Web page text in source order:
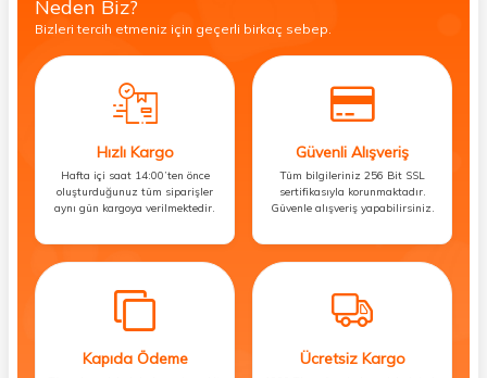
Neden Biz?
Bizleri tercih etmeniz için geçerli birkaç sebep.
Hızlı Kargo
Hafta içi saat 14:00’ten önce
oluşturduğunuz tüm siparişler
aynı gün kargoya verilmektedir.
Güvenli Alışveriş
Tüm bilgileriniz 256 Bit SSL
sertifikasıyla korunmaktadır.
Güvenle alışveriş yapabilirsiniz.
Kapıda Ödeme Ücretsiz Kargo